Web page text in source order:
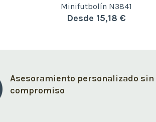
Minifutbolín N3841
Desde 15,18 €
Asesoramiento personalizado sin
compromiso